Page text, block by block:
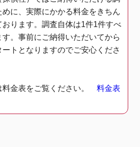
めに、実際にかかる料金をきちん
おります。調査自体は1件1件すべ
す。事前にご納得いただいてから
トとなりますのでご安心くださ
金表をご覧ください。 料金表